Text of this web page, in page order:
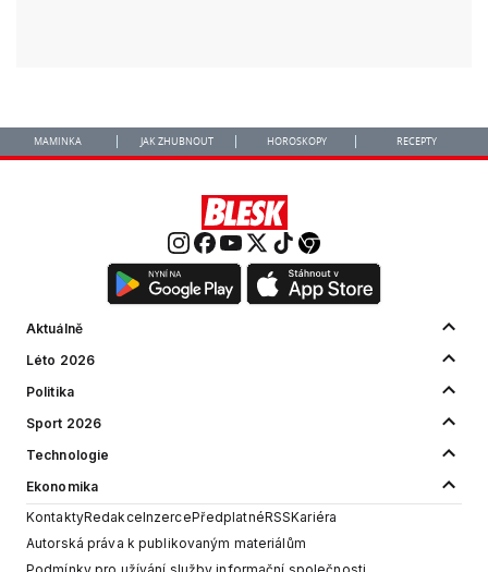
MAMINKA JAK ZHUBNOUT HOROSKOPY RECEPTY
Aktuálně
Léto 2026
Politika
Sport 2026
Technologie
Ekonomika
KontaktyRedakceInzercePředplatnéRSSKariéra
Autorská práva k publikovaným materiálům